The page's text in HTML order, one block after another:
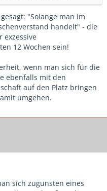
"Solange man im
handelt" - die
exzessive
12 Wochen sein!
wenn man sich für die
ebenfalls mit den
auf den Platz bringen
umgehen.
sich zugunsten eines